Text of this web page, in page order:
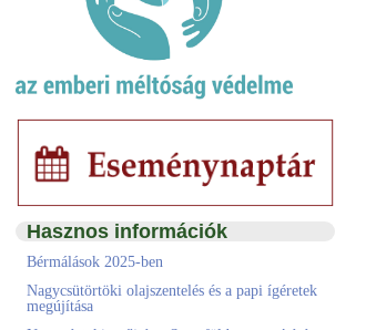
Hasznos információk
Bérmálások 2025-ben
Nagycsütörtöki olajszentelés és a papi ígéretek
megújítása